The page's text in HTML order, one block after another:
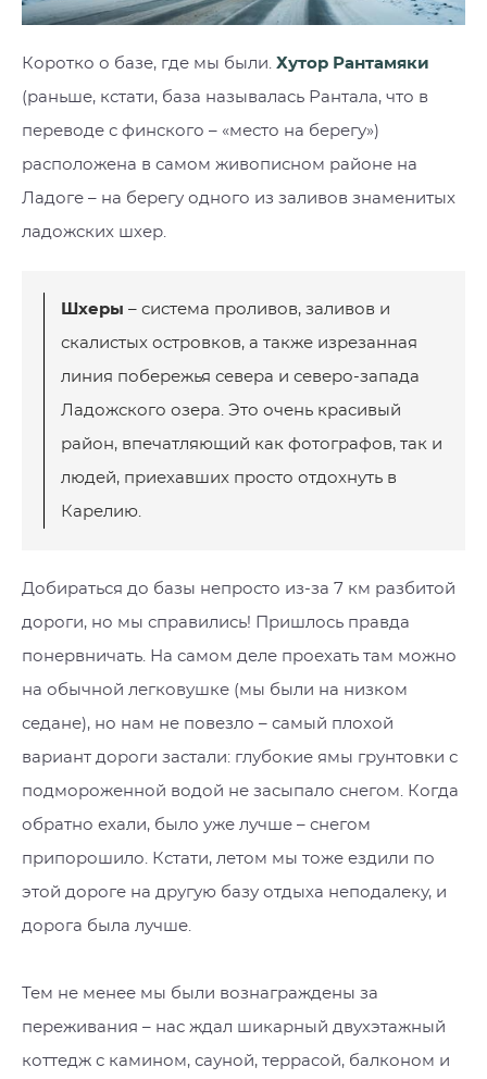
Коротко о базе, где мы были. Хутор Рантамяки
(раньше, кстати, база называлась Рантала, что в
переводе с финского – «место на берегу»)
расположена в самом живописном районе на
Ладоге – на берегу одного из заливов знаменитых
ладожских шхер.
Шхеры – система проливов, заливов и
скалистых островков, а также изрезанная
линия побережья севера и северо-запада
Ладожского озера. Это очень красивый
район, впечатляющий как фотографов, так и
людей, приехавших просто отдохнуть в
Карелию.
Добираться до базы непросто из-за 7 км разбитой
дороги, но мы справились! Пришлось правда
понервничать. На самом деле проехать там можно
на обычной легковушке (мы были на низком
седане), но нам не повезло – самый плохой
вариант дороги застали: глубокие ямы грунтовки с
подмороженной водой не засыпало снегом. Когда
обратно ехали, было уже лучше – снегом
припорошило. Кстати, летом мы тоже ездили по
этой дороге на другую базу отдыха неподалеку, и
дорога была лучше.
Тем не менее мы были вознаграждены за
переживания – нас ждал шикарный двухэтажный
коттедж с камином, сауной, террасой, балконом и